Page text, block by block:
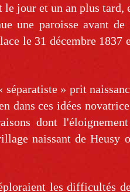
jour et un an plus tard,
une paroisse avant
le 31 décembre
» prit
dans ces idées
dont
naissant de Heusy
les difficultés